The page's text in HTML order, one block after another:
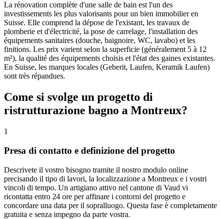
La rénovation complète d'une salle de bain est l'un des
investissements les plus valorisants pour un bien immobilier en
Suisse. Elle comprend la dépose de l'existant, les travaux de
plomberie et d'électricité, la pose de carrelage, l'installation des
équipements sanitaires (douche, baignoire, WC, lavabo) et les
finitions. Les prix varient selon la superficie (généralement 5 à 12
m²), la qualité des équipements choisis et l'état des gaines existantes.
En Suisse, les marques locales (Geberit, Laufen, Keramik Laufen)
sont très répandues.
Come si svolge un progetto di
ristrutturazione bagno a Montreux?
1
Presa di contatto e definizione del progetto
Descrivete il vostro bisogno tramite il nostro modulo online
precisando il tipo di lavori, la localizzazione a Montreux e i vostri
vincoli di tempo. Un artigiano attivo nel cantone di Vaud vi
ricontatta entro 24 ore per affinare i contorni del progetto e
concordare una data per il sopralluogo. Questa fase è completamente
gratuita e senza impegno da parte vostra.